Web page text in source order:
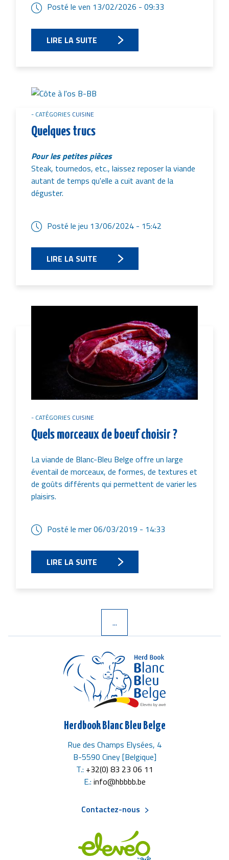
Posté le ven 13/02/2026 - 09:33
LIRE LA SUITE
Image
CATÉGORIES CUISINE
Quelques trucs
Pour les petites pièces
Steak, tournedos, etc., laissez reposer la viande
autant de temps qu'elle a cuit avant de la
déguster.
Posté le jeu 13/06/2024 - 15:42
LIRE LA SUITE
CATÉGORIES CUISINE
Quels morceaux de boeuf choisir ?
La viande de Blanc-Bleu Belge offre un large
éventail de morceaux, de formes, de textures et
de goûts différents qui permettent de varier les
plaisirs.
Posté le mer 06/03/2019 - 14:33
LIRE LA SUITE
...
Herdbook Blanc Bleu Belge
Rue des Champs Elysées, 4
B-5590 Ciney [Belgique]
T.: +32(0) 83 23 06 11
E.: info@hbbbb.be
Contactez-nous